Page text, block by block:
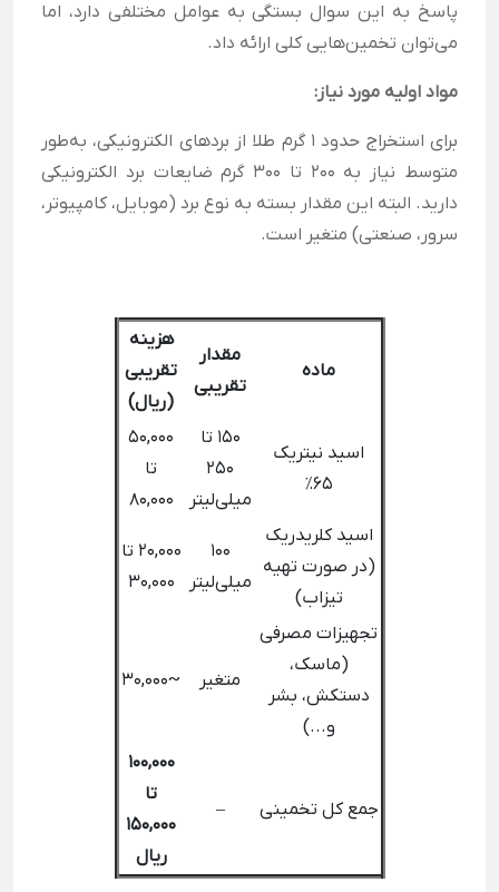
پاسخ به این سوال بستگی به عوامل مختلفی دارد، اما
می‌توان تخمین‌هایی کلی ارائه داد.
مواد اولیه مورد نیاز:
برای استخراج حدود ۱ گرم طلا از بردهای الکترونیکی، به‌طور
متوسط نیاز به ۲۰۰ تا ۳۰۰ گرم ضایعات برد الکترونیکی
دارید. البته این مقدار بسته به نوع برد (موبایل، کامپیوتر،
سرور، صنعتی) متغیر است.
ماده
مقدار
تقریبی
هزینه
تقریبی
(ریال)
اسید نیتریک
۶۵٪
۱۵۰ تا
۲۵۰
میلی‌لیتر
۵۰,۰۰۰
تا
۸۰,۰۰۰
اسید کلریدریک
(در صورت تهیه
تیزاب)
۱۰۰
میلی‌لیتر
۲۰,۰۰۰ تا
۳۰,۰۰۰
تجهیزات مصرفی
(ماسک،
دستکش، بشر
و...)
متغیر ~۳۰,۰۰۰
جمع کل تخمینی –
۱۰۰,۰۰۰
تا
۱۵۰,۰۰۰
ریال